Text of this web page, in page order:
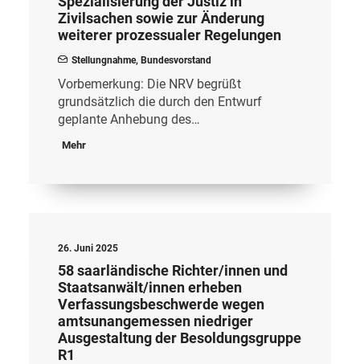
Zivilsachen sowie zur Änderung
weiterer prozessualer Regelungen
Stellungnahme, Bundesvorstand
Vorbemerkung: Die NRV begrüßt
grundsätzlich die durch den Entwurf
geplante Anhebung des…
Mehr
26. Juni 2025
58 saarländische Richter/innen und
Staatsanwält/innen erheben
Verfassungsbeschwerde wegen
amtsunangemessen niedriger
Ausgestaltung der Besoldungsgruppe
R1